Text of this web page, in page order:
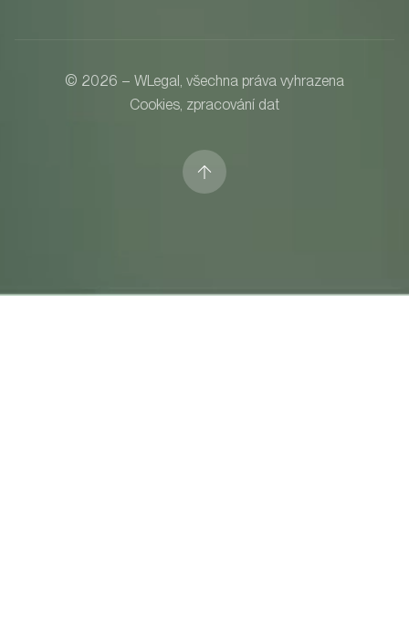
© 2026 – WLegal, všechna práva vyhrazena
Cookies, zpracování dat